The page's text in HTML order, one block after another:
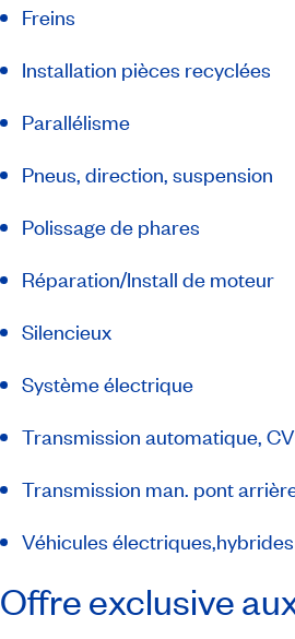
Freins
Installation pièces recyclées
Parallélisme
Pneus, direction, suspension
Polissage de phares
Réparation/Install de moteur
Silencieux
Système électrique
Transmission automatique,
Transmission man. pont
Véhicules
Offre exclusive